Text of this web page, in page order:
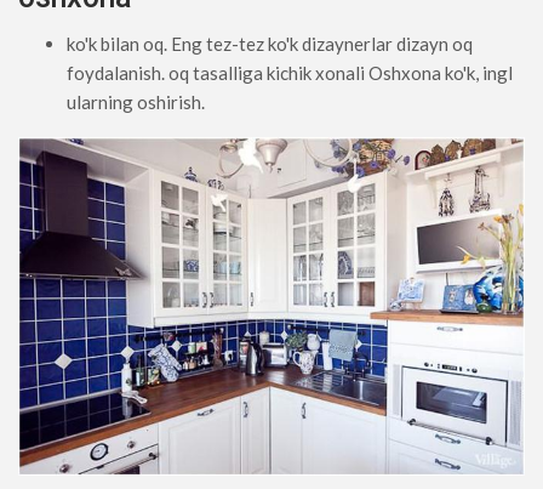
ko'k bilan oq. Eng tez-tez ko'k dizaynerlar dizayn oq
foydalanish. oq tasalliga kichik xonali Oshxona ko'k, ingl
ularning oshirish.